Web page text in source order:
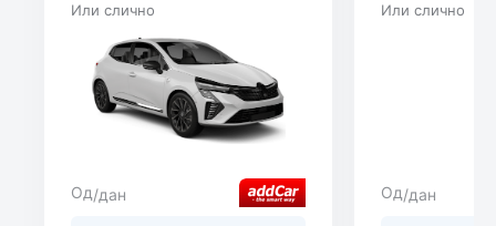
Или слично
Од/дан
Или слично
Од/дан